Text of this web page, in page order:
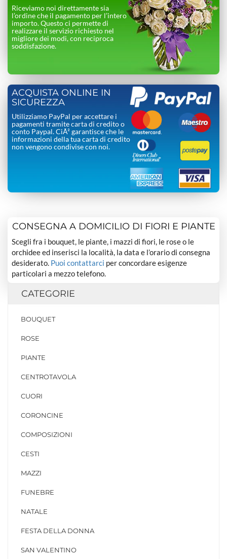
Riceviamo noi direttamente sia
l’ordine che il pagamento per l’intero
importo. Questo ci permette di
realizzare il servizio richiesto nel
migliore dei modi, con reciproca
soddisfazione.
ACQUISTA ONLINE IN
SICUREZZA
Utilizziamo PayPal per accettare i
pagamenti tramite carta di credito o
conto Paypal. CiÃ² garantisce che le
informazioni della tua carta di credito
non vengono condivise con noi.
CONSEGNA A DOMICILIO DI FIORI E PIANTE
Scegli fra i bouquet, le piante, i mazzi di fiori, le rose o le
orchidee ed inserisci la località, la data e l’orario di consegna
desiderato. Puoi contattarci per concordare esigenze
particolari a mezzo telefono.
CATEGORIE
BOUQUET
ROSE
PIANTE
CENTROTAVOLA
CUORI
CORONCINE
COMPOSIZIONI
CESTI
MAZZI
FUNEBRE
NATALE
FESTA DELLA DONNA
SAN VALENTINO